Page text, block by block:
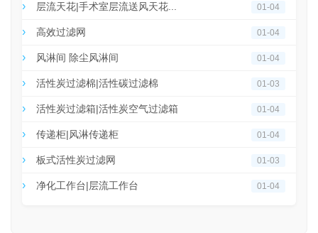
层流天花|手术室层流送风天花... 01-04
高效过滤网 01-04
风淋间 除尘风淋间 01-04
活性炭过滤棉|活性碳过滤棉 01-03
活性炭过滤箱|活性炭空气过滤箱 01-04
传递柜|风淋传递柜 01-04
板式活性炭过滤网 01-03
净化工作台|层流工作台 01-04